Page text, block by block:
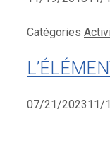
Catégories
07/21/202311/